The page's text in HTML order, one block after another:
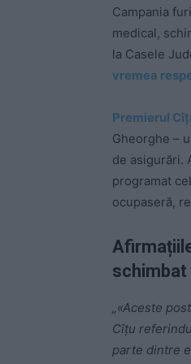
Campania
medical,
la Casele
vremea
Premierul
Gheorghe –
de asigurări.
programat
ocupaseră,
„«Aceste
Cîțu
parte dintre